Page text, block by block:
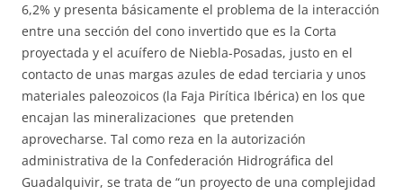
6,2% y presenta básicamente el problema de la interacción
entre una sección del cono invertido que es la Corta
proyectada y el acuífero de Niebla-Posadas, justo en el
contacto de unas margas azules de edad terciaria y unos
materiales paleozoicos (la Faja Pirítica Ibérica) en los que
encajan las mineralizaciones que pretenden
aprovecharse. Tal como reza en la autorización
administrativa de la Confederación Hidrográfica del
Guadalquivir, se trata de “un proyecto de una complejidad